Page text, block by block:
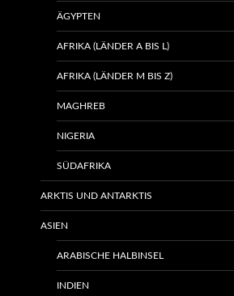
ÄGYPTEN
AFRIKA (LÄNDER A BIS L)
AFRIKA (LÄNDER M BIS Z)
MAGHREB
NIGERIA
SÜDAFRIKA
ARKTIS UND ANTARKTIS
ASIEN
ARABISCHE HALBINSEL
INDIEN